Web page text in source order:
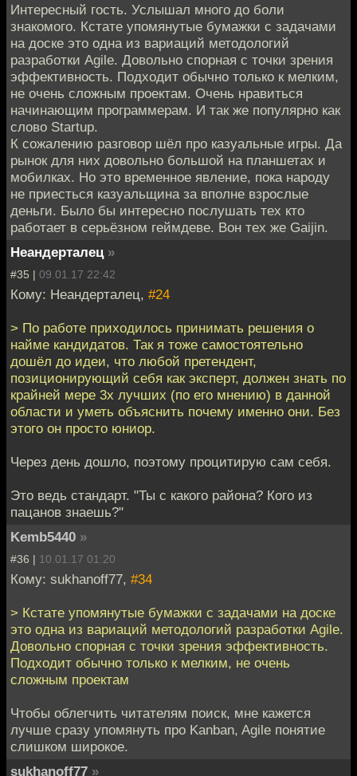
Интересный гость. Услышал много до боли
знакомого. Кстате упомянутые бумажки с задачами
на доске это одна из вариаций методологий
разработки Agile. Довольно спорная с точки зрения
эффективность. Подходит обычно только к мелким,
не очень сложным проектам. Очень нравиться
начинающим программерам. И так же популярно как
слово Startup.
К сожалению разговор шёл про казуальные игры. Да
рынок для них довольно большой на планшетах и
мобилках. Но это временное явление, пока народу
не приесться казуальщина за вполне взрослые
деньги. Было бы интересно послушать тех кто
работает в серьёзном геймдеве. Вон тех же Gaijin.
Неандерталец »
#35 | 09.01.17 22:42
Кому: Неандерталец, #24
> По работе приходилось принимать решения о
найме кандидатов. Так я тоже самостоятельно
дошёл до идеи, что любой претендент,
позиционирующий себя как эксперт, должен знать по
крайней мере 3х лучших (по его мнению) в данной
области и уметь объяснить почему именно они. Без
этого он просто юниор.
Через день дошло, поэтому процитирую сам себя.
Это ведь стандарт. "Ты с какого района? Кого из
пацанов знаешь?"
Kemb5440 »
#36 | 10.01.17 01:20
Кому: sukhanoff77, #34
> Кстате упомянутые бумажки с задачами на доске
это одна из вариаций методологий разработки Agile.
Довольно спорная с точки зрения эффективность.
Подходит обычно только к мелким, не очень
сложным проектам
Чтобы облегчить читателям поиск, мне кажется
лучше сразу упомянуть про Kanban, Agile понятие
слишком широкое.
sukhanoff77 »